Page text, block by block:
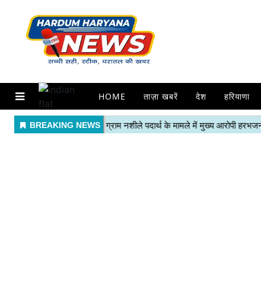
HOME ताज़ा खबरें देश हरियाणा